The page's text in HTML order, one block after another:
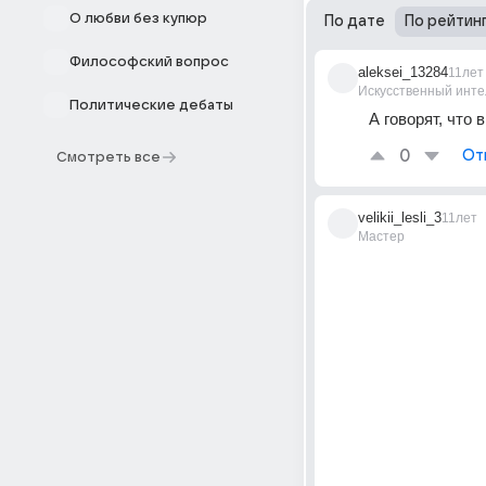
О любви без купюр
Философский вопрос
Политические дебаты
Смотреть все
По дате По
aleksei_13284
Искусственный
11лет
А говорят, что
0
velikii_lesli_3
Мастер
11лет